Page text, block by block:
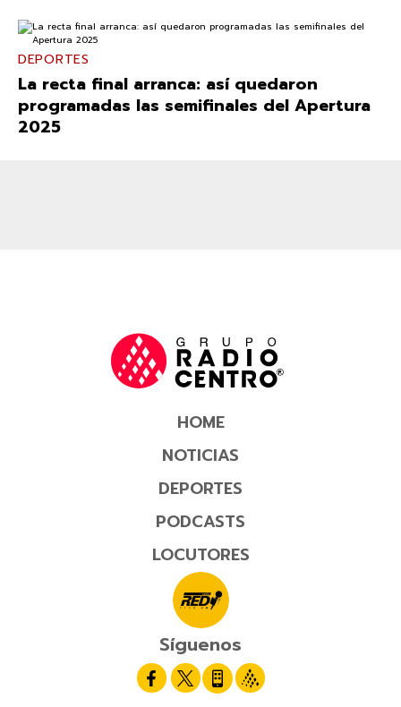
DEPORTES
La recta final arranca: así quedaron
programadas las semifinales del Apertura
2025
HOME
NOTICIAS
DEPORTES
PODCASTS
LOCUTORES
Síguenos